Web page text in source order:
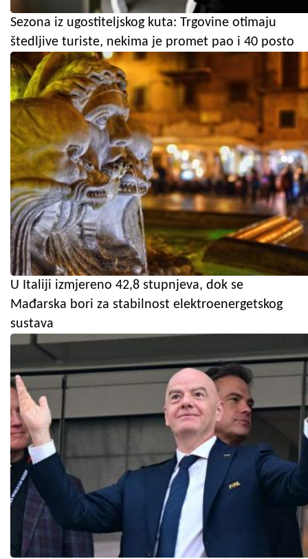
Sezona iz ugostiteljskog kuta: Trgovine otimaju
štedljive turiste, nekima je promet pao i 40 posto
U Italiji izmjereno 42,8 stupnjeva, dok se
Mađarska bori za stabilnost elektroenergetskog
sustava